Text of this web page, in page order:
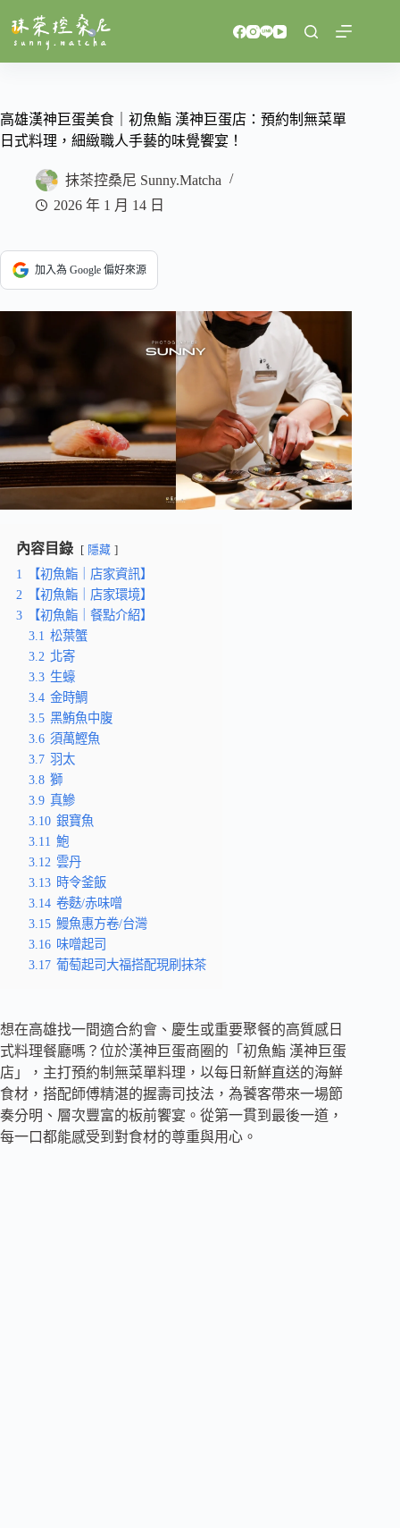
至
容
高雄漢神巨蛋美食｜初魚鮨 漢神巨蛋店：預約制無菜單
日式料理，細緻職人手藝的味覺饗宴！
抹茶控桑尼 Sunny.Matcha
2026 年 1 月 14 日
加入為 Google 偏好來源
內容目錄 隱藏
1
【初魚鮨｜店家資訊】
2
【初魚鮨｜店家環境】
3
【初魚鮨｜餐點介紹】
3.1 松葉蟹
3.2 北寄
3.3 生蠔
3.4 金時鯛
3.5 黑鮪魚中腹
3.6 須萬鰹魚
3.7 羽太
3.8 獅
3.9 真鰺
3.10 銀寶魚
3.11 鮑
3.12 ️雲丹
3.13 時令釜飯
3.14 卷麩/赤味噌
3.15 鰻魚惠方卷/台灣
3.16 味噌起司
3.17 葡萄起司大福搭配現刷抹茶
想在高雄找一間適合約會、慶生或重要聚餐的高質感日
式料理餐廳嗎？位於漢神巨蛋商圈的「初魚鮨 漢神巨蛋
店」，主打預約制無菜單料理，以每日新鮮直送的海鮮
食材，搭配師傅精湛的握壽司技法，為饕客帶來一場節
奏分明、層次豐富的板前饗宴。從第一貫到最後一道，
每一口都能感受到對食材的尊重與用心。